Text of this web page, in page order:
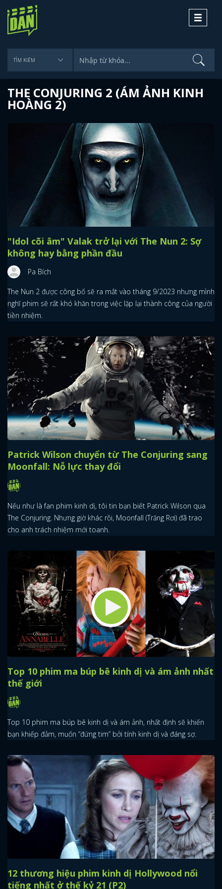
Toggle
THE CONJURING 2 (ÁM ẢNH KINH
HOÀNG 2)
"Idol cõi âm" Valak trở lại với The Nun 2: Sợ
không hay bằng phần đầu
Pa Bích
The Nun 2 được công bố sẽ ra mắt vào tháng 9/2023 nhưng mình
nghĩ phim sẽ rất khó khăn trong việc lặp lại thành công của người
tiền nhiệm.
Patrick Wilson chuyển từ The Conjuring sang
Moonfall: Nỗ lực thay đổi
Nếu như là fan phim kinh dị, tôi tin bạn biết Patrick Wilson qua
The Conjuring. Nhưng giờ khác rồi, Moonfall (Trăng Rơi) đã trao
cho anh trách nhiệm mới toanh.
Top 10 phim ma búp bê kinh dị và ám ảnh nhất
thế giới
Top 10 phim ma búp bê kinh dị và ám ảnh, nhất định sẽ khiến
bạn khiếp đảm, muốn “đứng tim” bởi tính kinh dị và đáng sợ.
12 thương hiệu phim kinh dị Hollywood nổi
tiếng nhất ở thế kỷ 21 (P2)